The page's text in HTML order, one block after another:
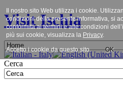
Visit Ischia
Cerca
Il nostro sito Web utilizza i cookie.
condizioni della presente informativa, si
conformità ai termini e alle condizioni
più sui cookie, visualizza la Privacy.
Accetto i cookie da questo sito. OK